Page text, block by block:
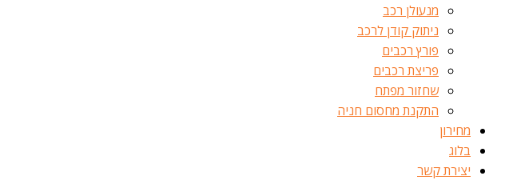
מנעולן רכב
ניתוק קודן לרכב
פורץ רכבים
פריצת רכבים
שחזור מפתח
התקנת מחסום חניה
מחירון
בלוג
יצירת קשר